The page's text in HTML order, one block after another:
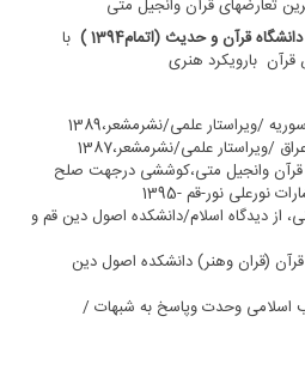
قرآن و حدیث (اتمام1394 )
با
بارویکرد هنری
/ویراستار علمی/نشرمشعر،1389
/ویراستار علمی/نشرمشعر،1387
وانجیل متی،کوششی درجهت صلح
نورعلی نور-قم -1395
از دیدگاه اسلام/دانشکده اصول دین قم و
(قران وهنر) دانشکده اصول دین
اسلامی وحدت وپاسخ به شبهات /